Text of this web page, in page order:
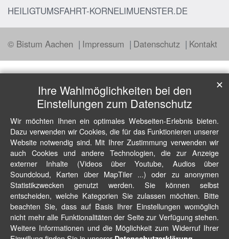
HEILIGTUMSFAHRT-KORNELIMUENSTER.DE
© Bistum Aachen Impressum Datenschutz Kontakt
Ihre Wahlmöglichkeiten bei den
Einstellungen zum Datenschutz
Wir möchten Ihnen ein optimales Webseiten-Erlebnis bieten.
Dazu verwenden wir Cookies, die für das Funktionieren unserer
Website notwendig sind. Mit Ihrer Zustimmung verwenden wir
auch Cookies und andere Technologien, die zur Anzeige
externer Inhalte (Videos über Youtube, Audios über
Soundcloud, Karten über MapTiler ...) oder zu anonymen
Statistikzwecken genutzt werden. Sie können selbst
entscheiden, welche Kategorien Sie zulassen möchten. Bitte
beachten Sie, dass auf Basis Ihrer Einstellungen womöglich
nicht mehr alle Funktionalitäten der Seite zur Verfügung stehen.
Weitere Informationen und die Möglichkeit zum Widerruf Ihrer
✕